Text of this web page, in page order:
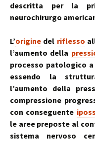
descritta per la
neurochirurgo
L’origine del riflesso
l’aumento della
processo patologico
essendo la
l’aumento della
compressione
con conseguente
le aree preposte al
sistema nervoso